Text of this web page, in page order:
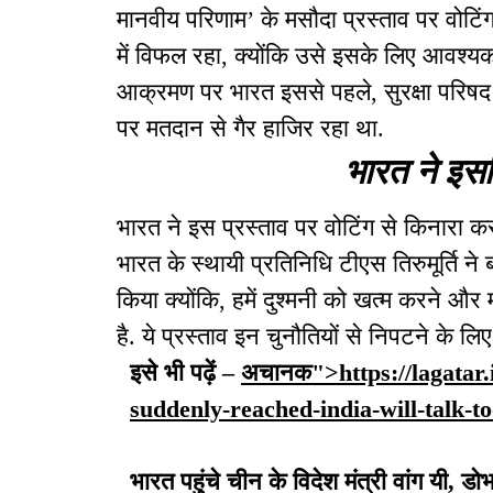
मानवीय परिणाम’ के मसौदा प्रस्ताव पर
में विफल रहा, क्योंकि उसे इसके लिए
आक्रमण पर भारत इससे पहले, सुरक्षा परिषद
पर मतदान से गैर हाजिर रहा था.
भारत ने
भारत ने इस प्रस्ताव पर वोटिंग से किनारा
भारत के स्थायी प्रतिनिधि टीएस तिरुमूर्ति
किया क्योंकि, हमें दुश्मनी को खत्म करने और
है. ये प्रस्ताव इन चुनौतियों से निपटने के
इसे भी पढ़ें – अचानक">https://
suddenly-reached-india-will-talk-
भारत पहुंचे चीन के विदेश मंत्री वांग यी,